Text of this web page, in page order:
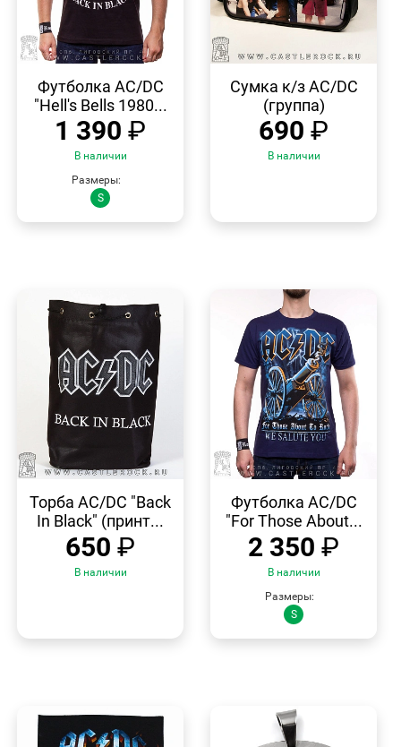
ПРОСМОТР
Футболка AC/DC
"Hell's Bells 1980...
1 390 ₽
В наличии
Размеры:
S
ПРОСМОТР
Сумка к/з AC/DC
(группа)
690 ₽
В наличии
ПРОСМОТР
Торба AC/DC "Back
In Black" (принт...
650 ₽
В наличии
ПРОСМОТР
Футболка AC/DC
"For Those About...
2 350 ₽
В наличии
Размеры:
S